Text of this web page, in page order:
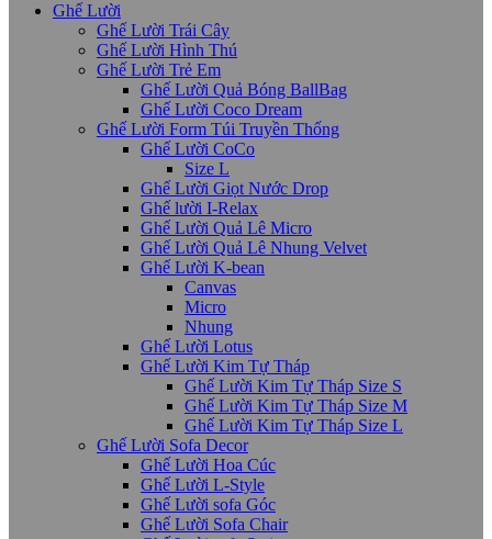
Ghế Lười
Ghế Lười Trái Cây
Ghế Lười Hình Thú
Ghế Lười Trẻ Em
Ghế Lười Quả Bóng BallBag
Ghế Lười Coco Dream
Ghế Lười Form Túi Truyền Thống
Ghế Lười CoCo
Size L
Ghế Lười Giọt Nước Drop
Ghế lười I-Relax
Ghế Lười Quả Lê Micro
Ghế Lười Quả Lê Nhung Velvet
Ghế Lười K-bean
Canvas
Micro
Nhung
Ghế Lười Lotus
Ghế Lười Kim Tự Tháp
Ghế Lười Kim Tự Tháp Size S
Ghế Lười Kim Tự Tháp Size M
Ghế Lười Kim Tự Tháp Size L
Ghế Lười Sofa Decor
Ghế Lười Hoa Cúc
Ghế Lười L-Style
Ghế Lười sofa Góc
Ghế Lười Sofa Chair